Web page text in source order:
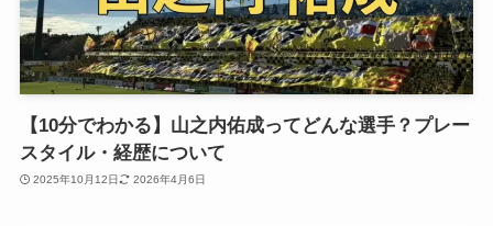
【10分でわかる】山之内佑成ってどんな選手？プレー
スタイル・経歴について
2025年10月12日 2026年4月6日